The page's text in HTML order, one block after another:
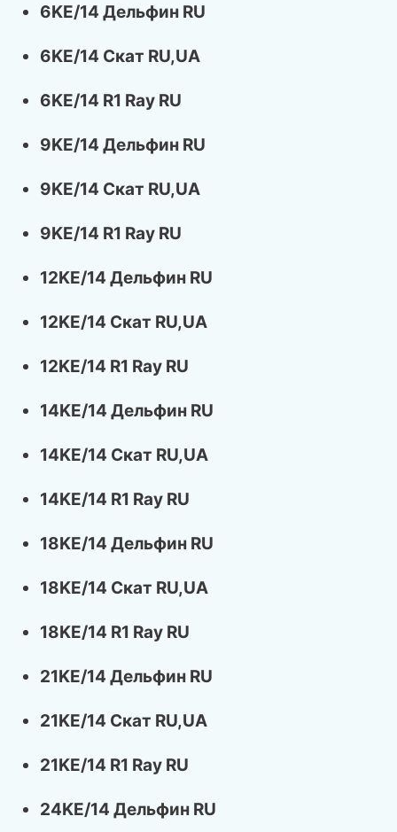
6KE/14 Дельфин RU
6KE/14 Скат RU,UA
6KE/14 R1 Ray RU
9KE/14 Дельфин RU
9KE/14 Скат RU,UA
9KE/14 R1 Ray RU
12KE/14 Дельфин RU
12KE/14 Скат RU,UA
12KE/14 R1 Ray RU
14KE/14 Дельфин RU
14KE/14 Скат RU,UA
14KE/14 R1 Ray RU
18KE/14 Дельфин RU
18KE/14 Скат RU,UA
18KE/14 R1 Ray RU
21KE/14 Дельфин RU
21KE/14 Скат RU,UA
21KE/14 R1 Ray RU
24KE/14 Дельфин RU